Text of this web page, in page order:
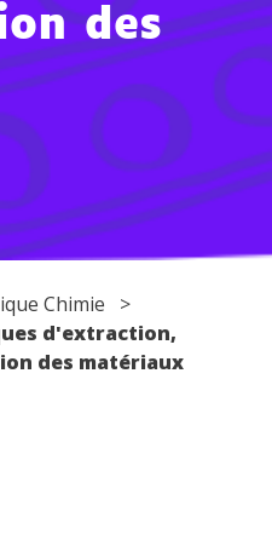
des
Chimie >
d'extraction,
des matériaux